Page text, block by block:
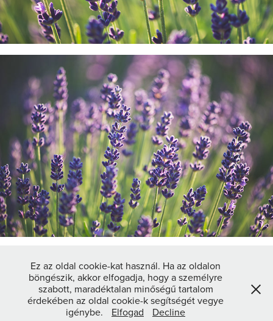
↑ Back to Top
Copyright © Laszlo Lorik
Ez az oldal cookie-kat használ. Ha az oldalon
böngészik, akkor elfogadja, hogy a személyre
szabott, maradéktalan minőségű tartalom
érdekében az oldal cookie-k segítségét vegye
igénybe.
Elfogad Decline